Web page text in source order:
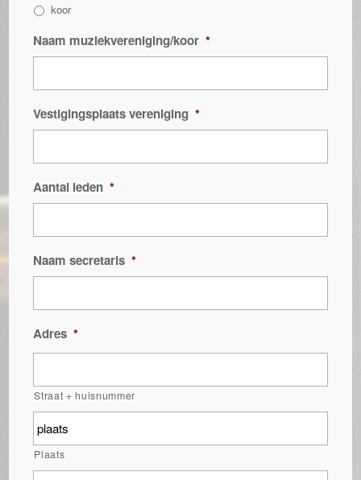
koor
Naam muziekvereniging/koor *
Vestigingsplaats vereniging *
Aantal leden *
Naam secretaris *
Adres *
Straat + huisnummer
Plaats